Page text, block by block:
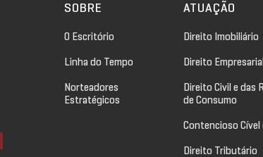
SOBRE
O Escritório
Linha do Tempo
Norteadores
Estratégicos
ATUAÇÃO
Direito Imobiliário
Direito Empresarial
Direito Civil e das
de Consumo
Contencioso Cível
Direito Tributário